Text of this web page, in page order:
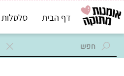
דף הבית סלסלות שי